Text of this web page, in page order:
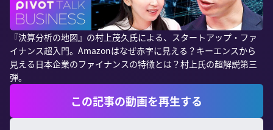
『決算分析の地図』の村上茂久氏による、スタートアップ・ファ
イナンス超入門。Amazonはなぜ赤字に見える？キーエンスから
見える日本企業のファイナンスの特徴とは？村上氏の超解説第三
弾。
この記事の動画を再生する